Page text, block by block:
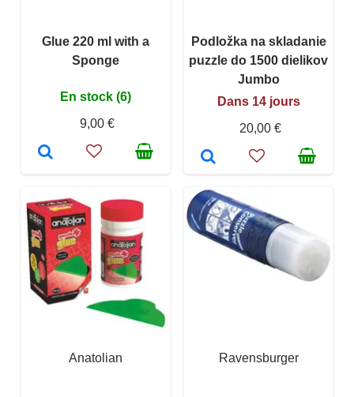
Glue 220 ml with a
Sponge
En stock (6)
9,00 €
Podložka na skladanie
puzzle do 1500 dielikov
Jumbo
Dans 14 jours
20,00 €
Anatolian Ravensburger